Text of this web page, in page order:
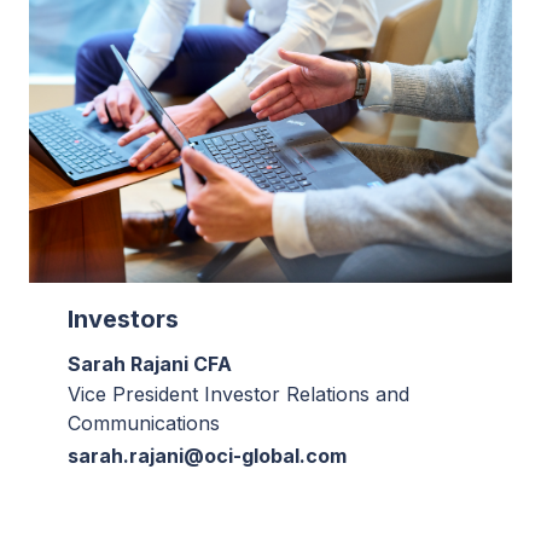
Investors
Sarah Rajani CFA
Vice President Investor Relations and
Communications
sarah.rajani@oci-global.com